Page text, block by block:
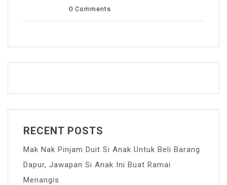
0 Comments
RECENT POSTS
Mak Nak Pinjam Duit Si Anak Untuk Beli Barang
Dapur, Jawapan Si Anak Ini Buat Ramai
Menangis